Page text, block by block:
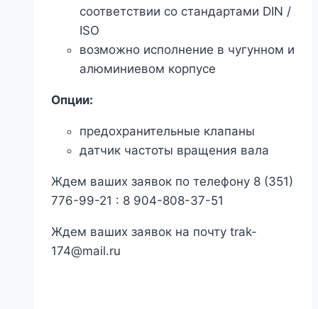
соответствии со стандартами DIN /
ISO
возможно исполнение в чугунном и
алюминиевом корпусе
Опции:
предохранительные клапаны
датчик частоты вращения вала
Ждем ваших заявок по телефону 8 (351)
776-99-21 : 8 904-808-37-51
Ждем ваших заявок на почту trak-
174@mail.ru